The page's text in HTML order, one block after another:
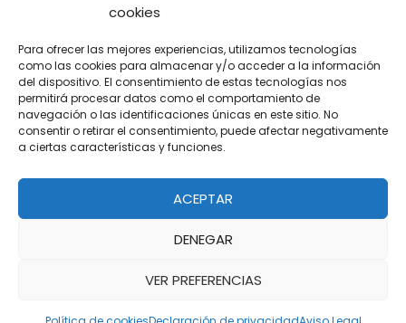
cookies
Para ofrecer las mejores experiencias, utilizamos tecnologías
como las cookies para almacenar y/o acceder a la información
del dispositivo. El consentimiento de estas tecnologías nos
permitirá procesar datos como el comportamiento de
navegación o las identificaciones únicas en este sitio. No
consentir o retirar el consentimiento, puede afectar negativamente
a ciertas características y funciones.
ACEPTAR
DENEGAR
VER PREFERENCIAS
Acepto las condiciones de uso (LOPD)